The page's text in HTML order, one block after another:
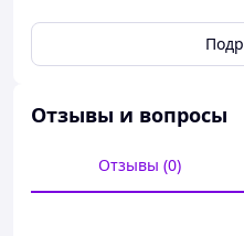
Отзывы и вопросы
Отзывы (0)